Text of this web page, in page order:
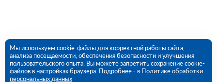
Мы используем cookie-файлы для корректной работы сайта,
анализа посещаемости, обеспечения безопасности и улучшения
пользовательского опыта. Вы можете запретить сохранение cookie-
файлов в настройках браузера. Подробнее - в Политике обработки
персональных данных